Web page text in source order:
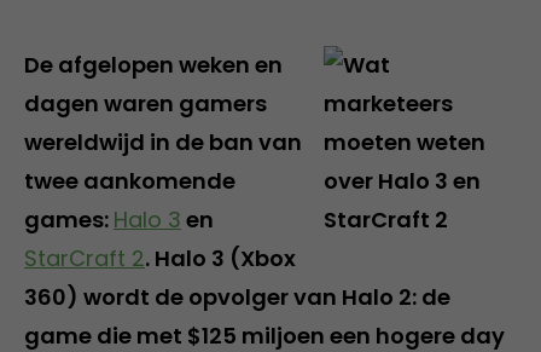
De afgelopen weken en
dagen waren gamers
wereldwijd in de ban van
twee aankomende
games: Halo 3 en
StarCraft 2. Halo 3 (Xbox
360) wordt de opvolger van Halo 2: de
game die met $125 miljoen een hogere day